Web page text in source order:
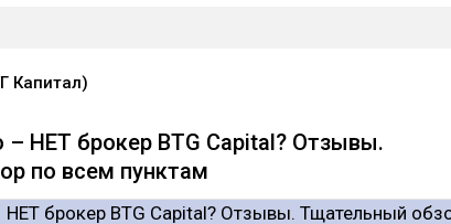
Капитал)
НЕТ брокер BTG Capital? Отзывы.
по всем пунктам